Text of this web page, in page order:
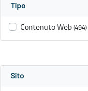
Tipo
Contenuto Web (494)
Sito